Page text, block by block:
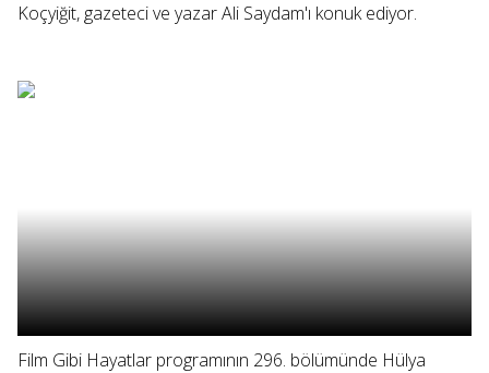
Koçyiğit, gazeteci ve yazar Ali Saydam'ı konuk ediyor.
Film Gibi Hayatlar programının 296. bölümünde Hülya